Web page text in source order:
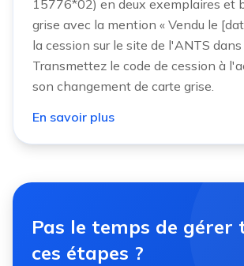
15776*02) en deux exemplaires et
grise avec la mention « Vendu le
la cession sur le site de l'ANTS dans
Transmettez le code de cession à
son changement de carte grise.
En savoir plus
Pas le temps de gérer
ces étapes ?